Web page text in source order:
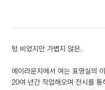
텅 비었지만 가볍지 않은.
에이라운지에서 여는 표영실의
20여 년간 작업해오며 전시를